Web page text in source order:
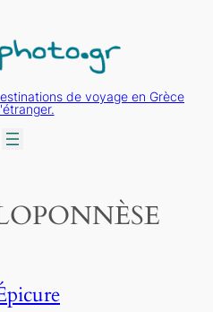
de voyage en Grèce